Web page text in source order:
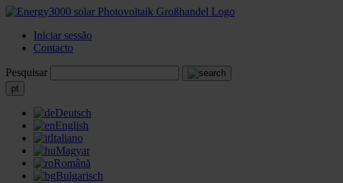
Iniciar sessão
Contacto
Pesquisar
pt
Deutsch
English
Italiano
Magyar
Română
Bulgarisch